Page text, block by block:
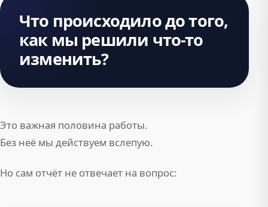
Что происходило до того,
как мы решили что-то
изменить?
Это важная половина работы.
Без неё мы действуем вслепую.
Но сам отчёт не отвечает на вопрос: